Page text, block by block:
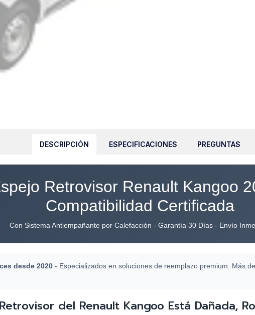
DESCRIPCIÓN ESPECIFICACIONES PREGUNTAS
Retrovisor Renault Kangoo
Compatibilidad Certificada
Con Sistema Antiempañante por Calefacción - Garantía 30 Días - Envío
desde 2020 - Especializados en soluciones de reemplazo premium. Más
del Renault Kangoo Está Dañada,